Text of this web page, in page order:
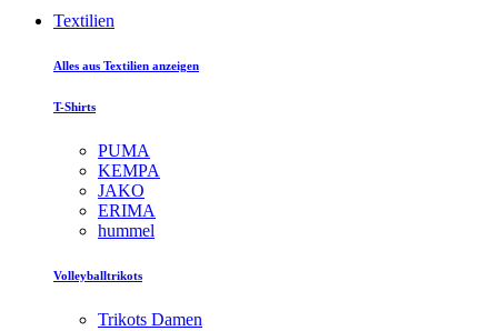
Textilien
Alles aus Textilien anzeigen
T-Shirts
PUMA
KEMPA
JAKO
ERIMA
hummel
Volleyballtrikots
Trikots Damen